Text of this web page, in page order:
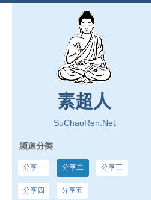
素超人
SuChaoRen.Net
频道分类
分享一 分享二 分享三
分享四 分享五